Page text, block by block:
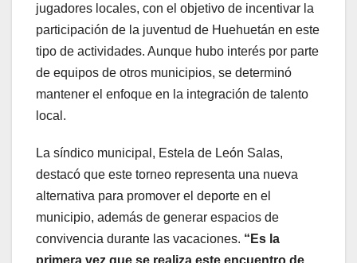
jugadores locales, con el objetivo de incentivar la
participación de la juventud de Huehuetán en este
tipo de actividades. Aunque hubo interés por parte
de equipos de otros municipios, se determinó
mantener el enfoque en la integración de talento
local.
La síndico municipal, Estela de León Salas,
destacó que este torneo representa una nueva
alternativa para promover el deporte en el
municipio, además de generar espacios de
convivencia durante las vacaciones. “Es la